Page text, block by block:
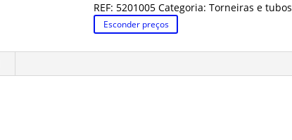
REF: 5201005 Categoria:Torneiras e tubos
Esconder preços